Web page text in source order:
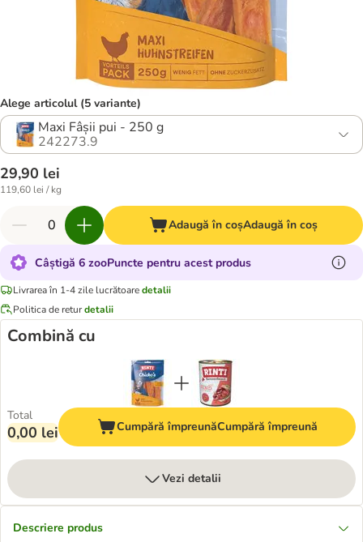
Alege articolul (5 variante)
Maxi Fâșii pui - 250 g
242273.9
29,90 lei
119,60 lei / kg
Adaugă în coșAdaugă în coș
Câștigă 6 zooPuncte pentru acest produs
Livrarea în 1-4 zile lucrătoaredetalii
Politica de returdetalii
Combină cu
Total
0,00 lei Cumpără împreunăCumpără împreună
Vezi detalii
Descriere produs